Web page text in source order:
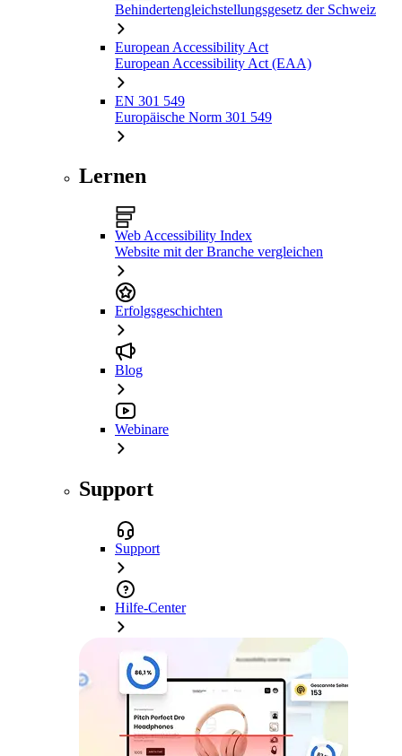
Behindertengleichstellungsgesetz der Schweiz
European Accessibility Act
European Accessibility Act (EAA)
EN 301 549
Europäische Norm 301 549
Lernen
Web Accessibility Index
Website mit der Branche vergleichen
Erfolgsgeschichten
Blog
Webinare
Support
Support
Hilfe-Center